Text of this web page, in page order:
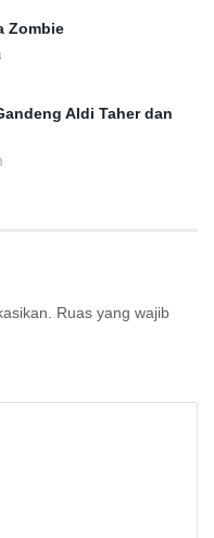
Zombie
Aldi Taher dan
Ruas yang wajib